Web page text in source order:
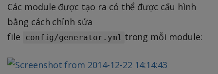
Các module được tạo ra có thể được cấu hình
bằng cách chỉnh sửa
file
config/generator.yml trong mỗi module: